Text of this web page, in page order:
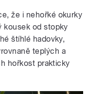
že i nehořké okurky
kousek od stopky
štíhlé hadovky,
teplých a
hořkost prakticky